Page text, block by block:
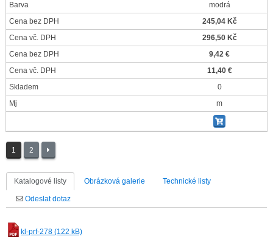
Barva
modrá
Cena bez DPH
245,04 Kč
Cena vč. DPH
296,50 Kč
Cena bez DPH
9,42 €
Cena vč. DPH
11,40 €
Skladem
0
Mj
m
1 2
Katalogové listy Obrázková galerie Technické listy
Odeslat dotaz
kl-prf-278 (122 kB)